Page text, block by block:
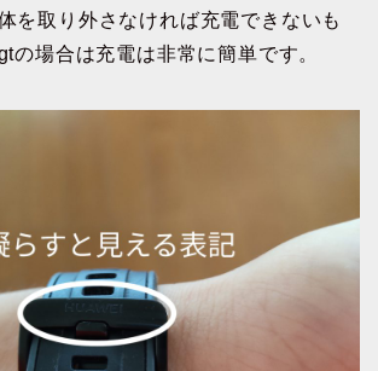
を取り外さなければ充電できないも
の場合は充電は非常に簡単です。